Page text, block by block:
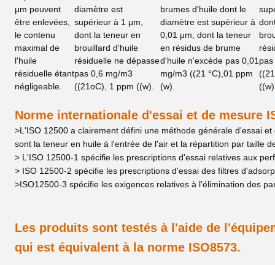
μm peuvent
être enlevées,
le contenu
maximal de
l'huile
résiduelle étant
négligeable.
diamètre est
supérieur à 1 μm,
dont la teneur en
brouillard d'huile
résiduelle ne dépasse
pas 0,6 mg/m3
((21oC), 1 ppm ((w).
brumes d'huile dont le
diamètre est supérieur à
0,01 μm, dont la teneur
en résidus de brume
d'huile n'excède pas 0,01
mg/m3 ((21 °C),01 ppm
(w).
Norme internationale d'essai et de mesure
>L'ISO 12500 a clairement défini une méthode générale d'essai et
sont la teneur en huile à l'entrée de l'air et la répartition par taille
> L'ISO 12500-1 spécifie les prescriptions d'essai relatives aux
> ISO 12500-2 spécifie les prescriptions d'essai des filtres
>ISO12500-3 spécifie les exigences relatives à l'élimination des
Les produits sont testés à l'aide de
qui est équivalent à la norme ISO8573.